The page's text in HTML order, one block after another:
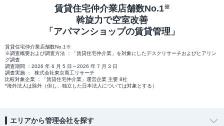
賃貸住宅仲介業店舗数No.1※
斡旋力で空室改善
「アパマンショップの賃貸管理」
賃貸住宅仲介業店舗数No.1※
※調査概要および調査方法 ：「賃貸住宅仲介業」を対象にしたデスクリサーチおよびヒアリン
グ調査
調査期間 ：2026 年 6 月 5 日～2026 年 7 月 3 日
調査実施 ： 株式会社東京商工リサーチ
比較対象企業 ：「賃貸住宅仲介業」運営企業 主要 8社
*海外法人は除外（但し、独立した日本法人については対象とする）
エリアから管理会社を探す